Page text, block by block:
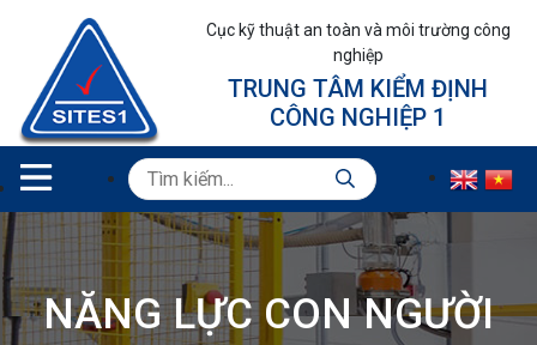
Cục kỹ thuật an toàn và môi trường công
nghiệp
TRUNG TÂM KIỂM ĐỊNH
CÔNG NGHIỆP 1
NĂNG LỰC CON NGƯỜI